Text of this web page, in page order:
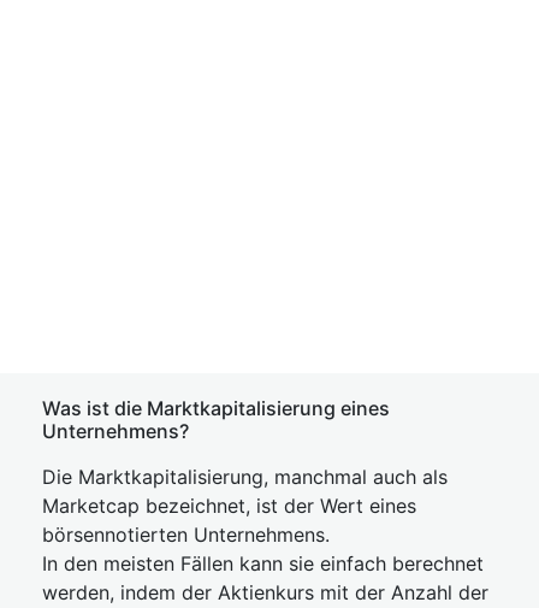
Was ist die Marktkapitalisierung eines
Unternehmens?
Die Marktkapitalisierung, manchmal auch als
Marketcap bezeichnet, ist der Wert eines
börsennotierten Unternehmens.
In den meisten Fällen kann sie einfach berechnet
werden, indem der Aktienkurs mit der Anzahl der